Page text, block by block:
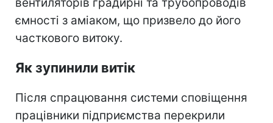
ємності з аміаком, що призвело до його
часткового витоку.
Як зупинили витік
Після спрацювання системи сповіщення
працівники підприємства перекрили